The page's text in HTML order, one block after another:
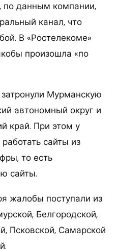
по данным компании,
канал, что
В «Ростелекоме»
произошла «по
Мурманскую
автономный округ и
край. При этом у
сайты из
то есть
сайты.
жалобы поступали из
Белгородской,
Псковской, Самарской